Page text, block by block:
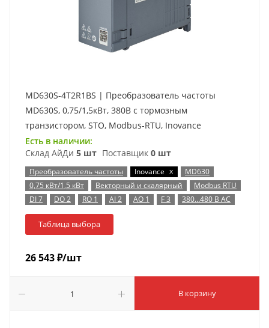
MD630S-4T2R1BS | Преобразователь частоты
MD630S, 0,75/1,5кВт, 380В с тормозным
транзистором, STO, Modbus-RTU, Inovance
Есть в наличии:
Склад АйДи 5 шт Поставщик 0 шт
Преобразователь частоты Inovance x
MD630
0,75 кВт/1,5 кВт
Векторный и скалярный
Modbus RTU
DI 7
DO 2 RO 1 AI 2 AO 1 F 3 380…480 В AC
Таблица выбора
26 543₽/шт
В корзину